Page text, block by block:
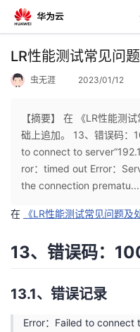
返
个
LR性能测试常见问
虫无涯 2023/01/12
【摘要】 在 《LR性能测
础上追加。 13、错误码：
to connect to
ror：timed out Error：
the connection prematu...
在 《LR性能测试常见问题及
13、错误码：
13.1、错误记录
Error：Failed to connect